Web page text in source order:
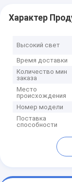
Характер
Высокий свет
Время доставки
Количество мин
заказа
Место
происхождения
Номер модели
Поставка
способности